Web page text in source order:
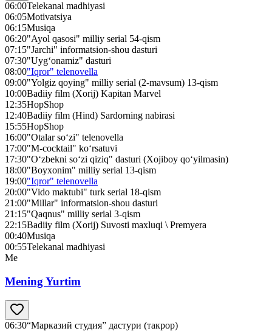
06:00Telekanal madhiyasi
06:05Motivatsiya
06:15Musiqa
06:20"Ayol qasosi" milliy serial 54-qism
07:15"Jarchi" informatsion-shou dasturi
07:30"Uyg‘onamiz" dasturi
08:00"Iqror" telenovella
09:00"Yolgiz qoying" milliy serial (2-mavsum) 13-qism
10:00Badiiy film (Xorij) Kapitan Marvel
12:35HopShop
12:40Badiiy film (Hind) Sardorning nabirasi
15:55HopShop
16:00"Otalar so‘zi" telenovella
17:00"M-cocktail" ko‘rsatuvi
17:30"O‘zbekni so‘zi qiziq" dasturi (Xojiboy qo‘yilmasin)
18:00"Boyxonim" milliy serial 13-qism
19:00"Iqror" telenovella
20:00"Vido maktubi" turk serial 18-qism
21:00"Millar" informatsion-shou dasturi
21:15"Qaqnus" milliy serial 3-qism
22:15Badiiy film (Xorij) Suvosti maxluqi \ Premyera
00:40Musiqa
00:55Telekanal madhiyasi
Me
Mening Yurtim
06:30“Марказий студия” дастури (такрор)